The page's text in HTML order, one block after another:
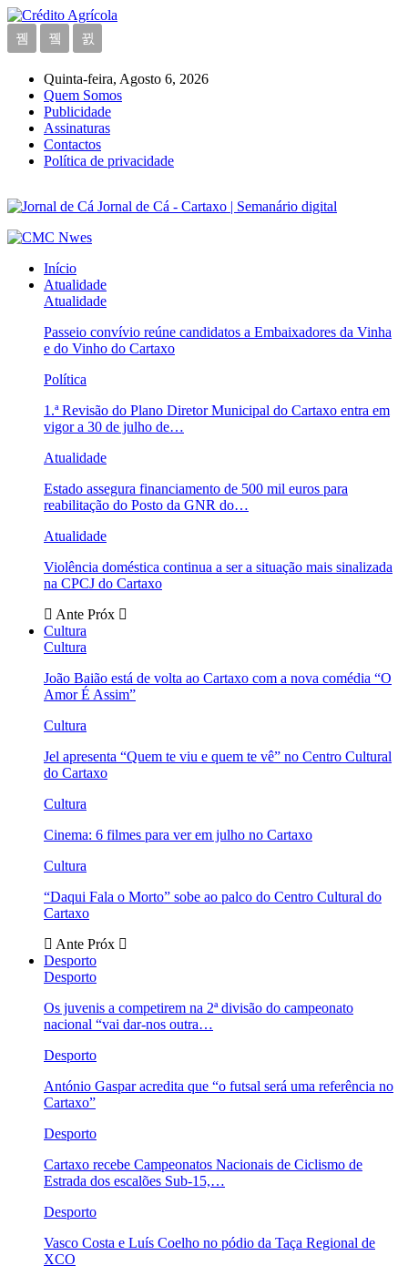
Quinta-feira, Agosto 6, 2026
Quem Somos
Publicidade
Assinaturas
Contactos
Política de privacidade
Jornal de Cá - Cartaxo | Semanário digital
Início
Atualidade
Atualidade
Passeio convívio reúne candidatos a Embaixadores da Vinha
e do Vinho do Cartaxo
Política
1.ª Revisão do Plano Diretor Municipal do Cartaxo entra em
vigor a 30 de julho de…
Atualidade
Estado assegura financiamento de 500 mil euros para
reabilitação do Posto da GNR do…
Atualidade
Violência doméstica continua a ser a situação mais sinalizada
na CPCJ do Cartaxo
Ante Próx
Cultura
Cultura
João Baião está de volta ao Cartaxo com a nova comédia “O
Amor É Assim”
Cultura
Jel apresenta “Quem te viu e quem te vê” no Centro Cultural
do Cartaxo
Cultura
Cinema: 6 filmes para ver em julho no Cartaxo
Cultura
“Daqui Fala o Morto” sobe ao palco do Centro Cultural do
Cartaxo
Ante Próx
Desporto
Desporto
Os juvenis a competirem na 2ª divisão do campeonato
nacional “vai dar-nos outra…
Desporto
António Gaspar acredita que “o futsal será uma referência no
Cartaxo”
Desporto
Cartaxo recebe Campeonatos Nacionais de Ciclismo de
Estrada dos escalões Sub-15,…
Desporto
Vasco Costa e Luís Coelho no pódio da Taça Regional de
XCO